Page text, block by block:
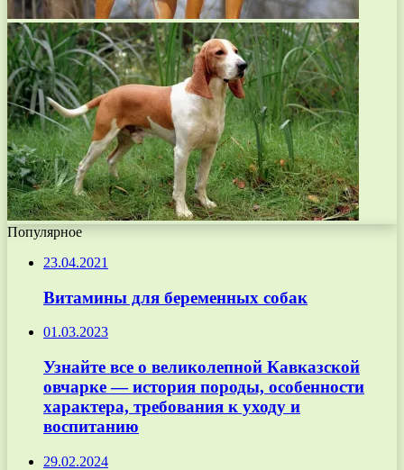
Популярное
23.04.2021
Витамины для беременных собак
01.03.2023
Узнайте все о великолепной Кавказской
овчарке — история породы, особенности
характера, требования к уходу и
воспитанию
29.02.2024